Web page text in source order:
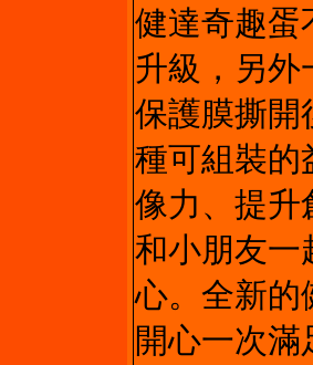
健達奇趣蛋
升級，另外
保護膜撕開
種可組裝的
像力、提升
和小朋友一
心。全新的
開心一次滿